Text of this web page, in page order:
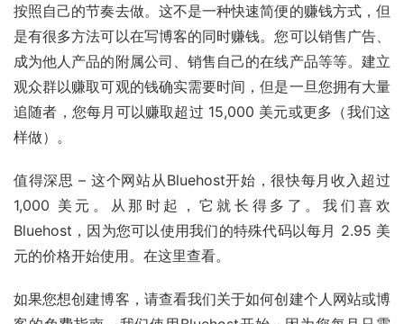
按照自己的节奏去做。这不是一种快速简便的赚钱方式，但
是有很多方法可以在写博客的同时赚钱。您可以销售广告、
成为他人产品的附属公司、销售自己的在线产品等等。建立
观众群以赚取可观的钱确实需要时间，但是一旦您拥有大量
追随者，您每月可以赚取超过 15,000 美元或更多（我们这
样做）。
值得深思 – 这个网站从 Bluehost开始，很快每月收入超过
1,000 美元。从那时起，它就长得多了。我们喜欢
Bluehost，因为您可以使用我们的特殊代码以每月 2.95 美
元的价格开始使用。在这里查看。
如果您想创建博客，请查看我们关于如何创建个人网站或博